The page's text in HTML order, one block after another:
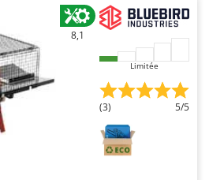
8,1
Limitée
(3) 5/5